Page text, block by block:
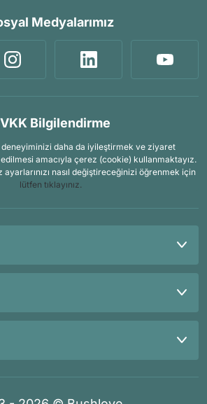
Medyalarımız
Bilgilendirme
daha da iyileştirmek ve ziyaret
edilmesi amacıyla çerez (cookie) kullanmaktayız.
nasıl değiştireceğinizi öğrenmek için
lütfen tıklayınız.